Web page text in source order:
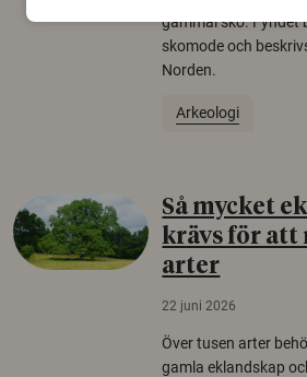
gammal sko. Fyndet
skomode och
Norden.
Arkeologi
Så mycket
krävs för att
arter
22 juni 2026
Över tusen arter
gamla eklandskap